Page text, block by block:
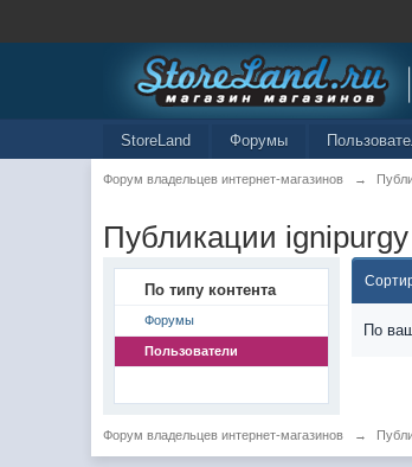
StoreLand Форумы
Форум владельцев интернет-магазинов →
Публикации ignipurgy
По типу контента
Форумы
Пользователи
По
Форум владельцев интернет-магазинов →